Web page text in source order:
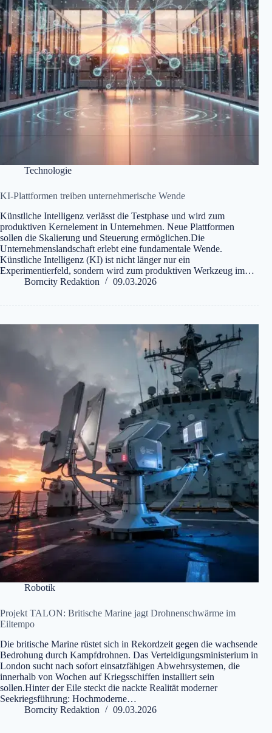
Technologie
KI-Plattformen treiben unternehmerische Wende
Künstliche Intelligenz verlässt die Testphase und wird zum
produktiven Kernelement in Unternehmen. Neue Plattformen
sollen die Skalierung und Steuerung ermöglichen.Die
Unternehmenslandschaft erlebt eine fundamentale Wende.
Künstliche Intelligenz (KI) ist nicht länger nur ein
Experimentierfeld, sondern wird zum produktiven Werkzeug im…
Borncity Redaktion
09.03.2026
Robotik
Projekt TALON: Britische Marine jagt Drohnenschwärme im
Eiltempo
Die britische Marine rüstet sich in Rekordzeit gegen die wachsende
Bedrohung durch Kampfdrohnen. Das Verteidigungsministerium in
London sucht nach sofort einsatzfähigen Abwehrsystemen, die
innerhalb von Wochen auf Kriegsschiffen installiert sein
sollen.Hinter der Eile steckt die nackte Realität moderner
Seekriegsführung: Hochmoderne…
Borncity Redaktion
09.03.2026